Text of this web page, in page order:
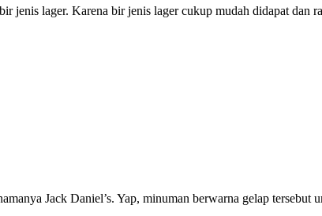
jenis lager. Karena bir jenis lager cukup mudah didapat dan
Jack Daniel’s. Yap, minuman berwarna gelap